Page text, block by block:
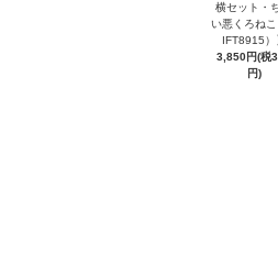
横セット・
い悪くろね
IFT8915）
3,850円(税
円)